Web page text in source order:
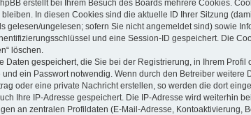
erstellt bei Ihrem Besuch des Boards mehrere Cookies.
In diesen Cookies sind die aktuelle ID Ihrer Sitzung
gelesen/ungelesen; sofern Sie nicht angemeldet sind) sowie
und eine Session-ID gespeichert. Die
löschen.
Daten gespeichert, die Sie bei der Registrierung, in Ihrem
ein Passwort notwendig. Wenn durch den Betreiber
oder eine private Nachricht erstellen, so werden die dort
Ihre IP-Adresse gespeichert. Die IP-Adresse wird weiterhin
an zentralen Profildaten (E-Mail-Adresse,